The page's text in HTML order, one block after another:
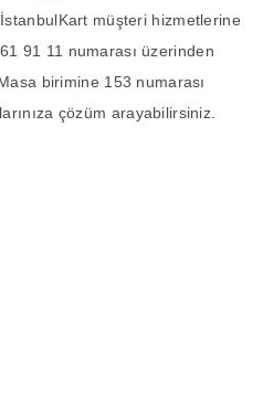
müşteri hizmetlerine
91 11 numarası üzerinden
birimine 153 numarası
çözüm arayabilirsiniz.